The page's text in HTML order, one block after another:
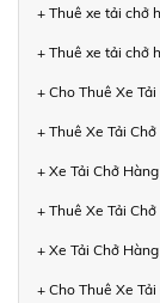
+ Thuê xe tải chở
+ Thuê xe tải chở
+ Cho Thuê Xe
+ Thuê Xe Tải
+ Xe Tải Chở
+ Thuê Xe Tải
+ Xe Tải Chở
+ Cho Thuê Xe